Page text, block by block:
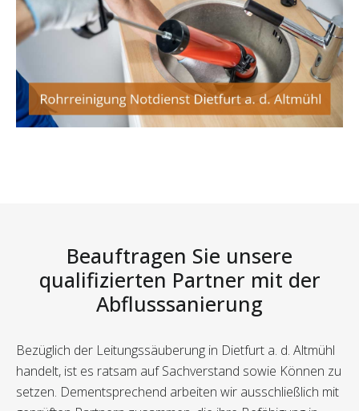
Beauftragen Sie unsere
qualifizierten Partner mit der
Abflusssanierung
Bezüglich der Leitungssäuberung in Dietfurt a. d. Altmühl
handelt, ist es ratsam auf Sachverstand sowie Können zu
setzen. Dementsprechend arbeiten wir ausschließlich mit